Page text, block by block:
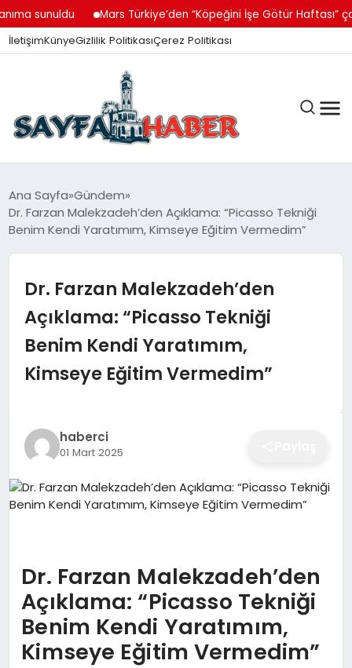
sunuldu
Mars Türkiye’den “Köpeğini İşe Götür Haftası” çağrısı
İletişimKünyeGizlilik PolitikasıÇerez Politikası
ANA SAYFA
GÜNDEM
İZMIR HABERLERI
EĞITIM
EKONOMI
SAĞLIK
YAŞAM
DIĞER
Ana Sayfa Gündem
Dr. Farzan Malekzadeh’den Açıklama: “Picasso Tekniği
Benim Kendi Yaratımım, Kimseye Eğitim Vermedim”
Dr. Farzan Malekzadeh’den
Açıklama: “Picasso Tekniği
Benim Kendi Yaratımım,
Kimseye Eğitim Vermedim”
haberci
01 Mart 2025
Dr. Farzan Malekzadeh’den
Açıklama: “Picasso Tekniği
Benim Kendi Yaratımım,
Kimseye Eğitim Vermedim”